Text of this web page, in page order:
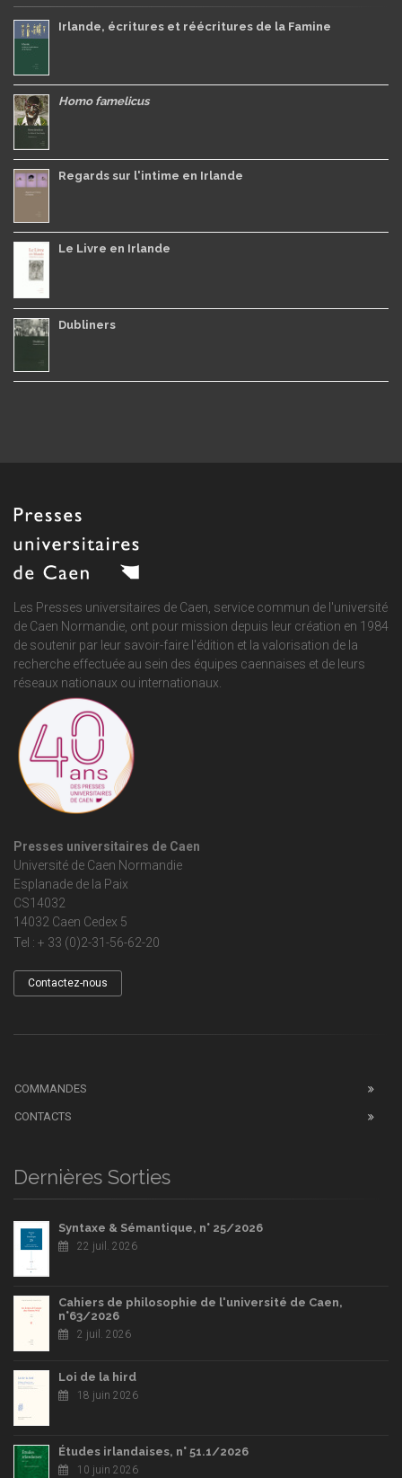
Irlande, écritures et réécritures de la Famine
Homo famelicus
Regards sur l'intime en Irlande
Le Livre en Irlande
Dubliners
Les Presses universitaires de Caen, service commun de l'université
de Caen Normandie , ont pour mission depuis leur création en 1984
de soutenir par leur savoir-faire l'édition et la valorisation de la
recherche effectuée au sein des équipes caennaises et de leurs
réseaux nationaux ou internationaux.
Presses universitaires de Caen
Université de Caen Normandie
Esplanade de la Paix
CS14032
14032 Caen Cedex 5
Tel : + 33 (0)2-31-56-62-20
Contactez-nous
COMMANDES
CONTACTS
Dernières Sorties
Syntaxe & Sémantique, n° 25/2026
22 juil. 2026
Cahiers de philosophie de l'université de Caen,
n°63/2026
2 juil. 2026
Loi de la hird
18 juin 2026
Études irlandaises, n° 51.1/2026
10 juin 2026